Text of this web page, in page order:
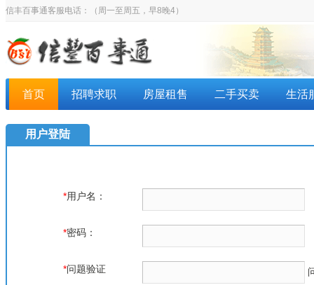
信丰百事通客服电话： （周一至周五，早8晚4）
首页 招聘求职 房屋租售 二手买卖 生活
用户登陆
*用户名：
*密码：
*问题验证